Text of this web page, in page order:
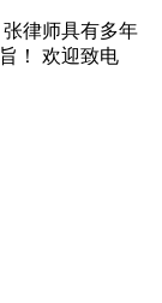
律师具有多年
！ 欢迎致电